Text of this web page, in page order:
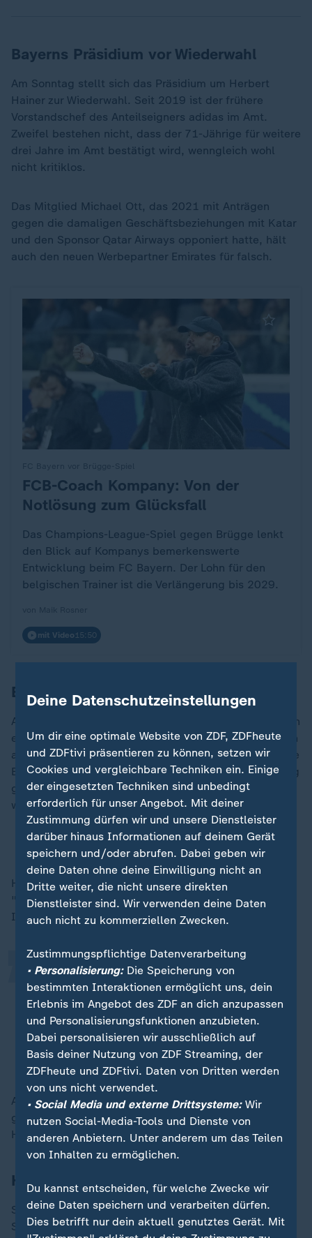
Bayerns Präsidium vor Wiederwahl
Am Sonntag stellt sich das Präsidium um Herbert
Hainer zur Wiederwahl. Seit 2019 ist der frühere
Vorstandschef des Anteilseigners adidas im Amt.
Zweifel bestehen nicht, dass der 71-Jährige für weitere
drei Jahre im Amt bestätigt wird, wenngleich wohl
nicht kritiklos.
Das Mitglied Michael Ott, das 2021 mit Anträgen
gegen die damaligen Geschäftsbeziehungen mit Katar
und den Sponsor Qatar Airways opponiert hatte, hält
auch den neuen Werbepartner Emirates für falsch.
:FCB-Coach Kompany: Von der
Notlösung zum Glücksfall
Das Champions-League-Spiel gegen Brügge lenkt
den Blick auf Kompanys bemerkenswerte
Entwicklung beim FC Bayern. Der Lohn für den
belgischen Trainer ist die Verlängerung bis 2029.
mit Video 15:50
Boateng ein Streitthema?
Andere Streitthemen könnten die Mitglieder womöglich
ebenfalls zur Sprache bringen, darunter die inzwischen
abgesagte Hospitanz von Jérôme Boateng. Der frühere
Bayern-Profi war wegen vorsätzlicher Körperverletzung
gegen eine ehemalige Partnerin schuldig gesprochen
worden.
Boateng verzichtet auf Hospitanz beim FC Bayern
Hainer fühlt sich auf mögliche Kritik gut vorbereitet.
"Wir haben 2021 viel gelernt", sagte er in einem
Interview mit dem Münchner Merkur und der "tz":
Grundsätzlich sind wir bei jedem
Thema, das auf der JHV
angesprochen wird, für Austausch
bereit.
„
Bayern-Präsident Herbert Hainer
Anders als noch vier Jahren. "Dass wir damals Fehler
gemacht haben, haben wir offen eingeräumt", sagte
Hainer.
Hainer betont Wille zum Austausch
Seither versuchen sie beim FC Bayern, möglichen
Streitthemen frühzeitig zu begegnen, auch durch
Deine Datenschutzeinstellungen
Um dir eine optimale Website von ZDF, ZDFheute
und ZDFtivi präsentieren zu können, setzen wir
Cookies und vergleichbare Techniken ein. Einige
der eingesetzten Techniken sind unbedingt
erforderlich für unser Angebot. Mit deiner
Zustimmung dürfen wir und unsere Dienstleister
darüber hinaus Informationen auf deinem Gerät
speichern und/oder abrufen. Dabei geben wir
deine Daten ohne deine Einwilligung nicht an
Dritte weiter, die nicht unsere direkten
Dienstleister sind. Wir verwenden deine Daten
auch nicht zu kommerziellen Zwecken.
Zustimmungspflichtige Datenverarbeitung
• Personalisierung:Die Speicherung von
bestimmten Interaktionen ermöglicht uns, dein
Erlebnis im Angebot des ZDF an dich anzupassen
und Personalisierungsfunktionen anzubieten.
Dabei personalisieren wir ausschließlich auf
Basis deiner Nutzung von ZDF Streaming, der
ZDFheute und ZDFtivi. Daten von Dritten werden
von uns nicht verwendet.
• Social Media und externe Drittsysteme:Wir
nutzen Social-Media-Tools und Dienste von
anderen Anbietern. Unter anderem um das Teilen
von Inhalten zu ermöglichen.
Du kannst entscheiden, für welche Zwecke wir
deine Daten speichern und verarbeiten dürfen.
Dies betrifft nur dein aktuell genutztes Gerät. Mit